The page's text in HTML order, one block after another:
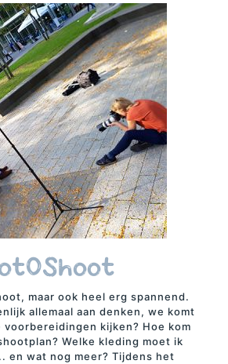
maar ook heel erg spannend.
allemaal aan denken, we komt
voorbereidingen kijken? Hoe kom
Welke kleding moet ik
en wat nog meer? Tijdens het